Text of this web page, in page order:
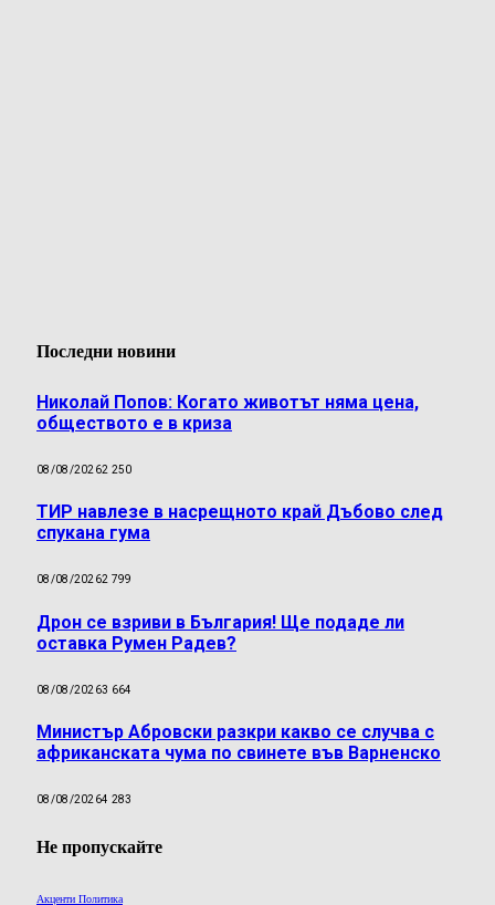
Последни новини
Николай Попов: Когато животът няма цена,
обществото е в криза
08/08/20262 250
ТИР навлезе в насрещното край Дъбово след
спукана гума
08/08/20262 799
Дрон се взриви в България! Ще подаде ли
оставка Румен Радев?
08/08/20263 664
Министър Абровски разкри какво се случва с
африканската чума по свинете във Варненско
08/08/20264 283
Не пропускайте
Акценти Политика